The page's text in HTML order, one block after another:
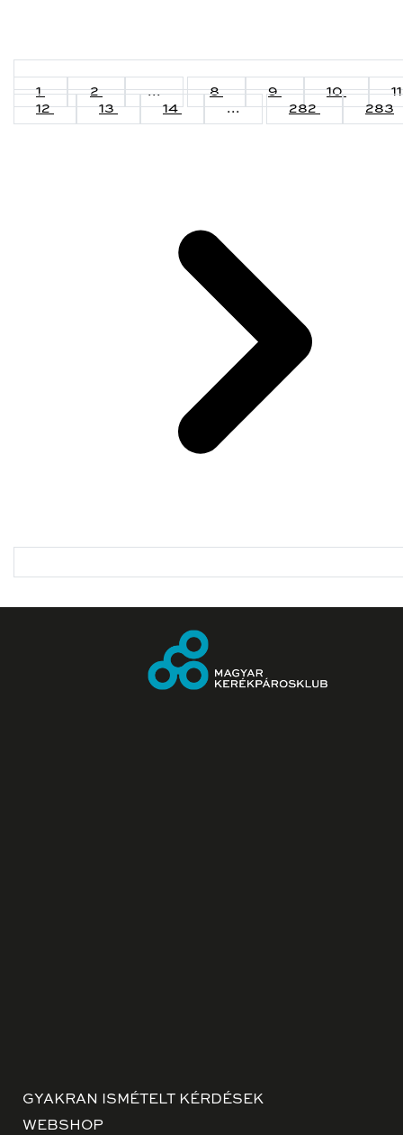
1 2 ... 8 9 10
11
12
13 14 ... 282 283
GYAKRAN ISMÉTELT KÉRDÉSEK
WEBSHOP